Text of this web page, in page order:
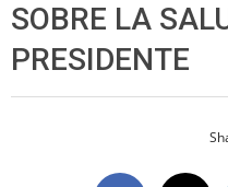
SOBRE LA
PRESIDENTE